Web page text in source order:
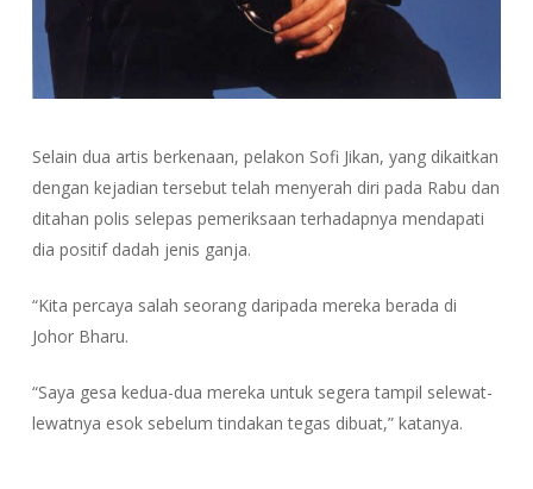
Selain dua artis berkenaan, pelakon Sofi Jikan, yang dikaitkan
dengan kejadian tersebut telah menyerah diri pada Rabu dan
ditahan polis selepas pemeriksaan terhadapnya mendapati
dia positif dadah jenis ganja.
“Kita percaya salah seorang daripada mereka berada di
Johor Bharu.
“Saya gesa kedua-dua mereka untuk segera tampil selewat-
lewatnya esok sebelum tindakan tegas dibuat,” katanya.